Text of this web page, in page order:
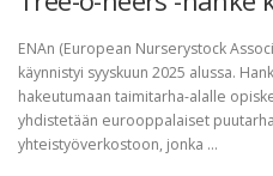
ENAn (European Nurserystock
käynnistyi syyskuun 2025 alussa.
hakeutumaan taimitarha-alalle
yhdistetään eurooppalaiset
yhteistyöverkostoon, jonka …